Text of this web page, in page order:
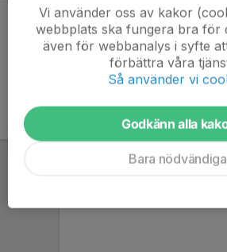
Kommentarer
Vi använder oss av kakor
webbplats ska fungera bra för
även för webbanalys i syfte
förbättra våra
Så använder vi
Godkänn alla
Bara nödvändiga